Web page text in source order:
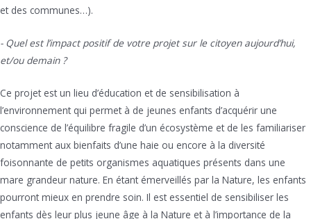
et des communes…).
- Quel est l’impact positif de votre projet sur le citoyen aujourd’hui,
et/ou demain ?
Ce projet est un lieu d’éducation et de sensibilisation à
l’environnement qui permet à de jeunes enfants d’acquérir une
conscience de l’équilibre fragile d’un écosystème et de les familiariser
notamment aux bienfaits d’une haie ou encore à la diversité
foisonnante de petits organismes aquatiques présents dans une
mare grandeur nature. En étant émerveillés par la Nature, les enfants
pourront mieux en prendre soin. Il est essentiel de sensibiliser les
enfants dès leur plus jeune âge à la Nature et à l’importance de la